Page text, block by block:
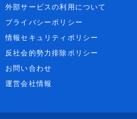
外部サービスの利用について
プライバシーポリシー
情報セキュリティポリシー
反社会的勢力排除ポリシー
お問い合わせ
運営会社情報